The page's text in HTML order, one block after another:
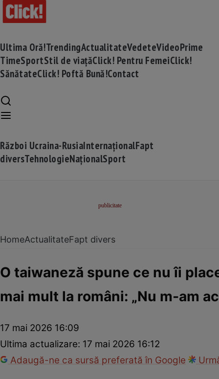
Ultima Oră!TrendingActualitateVedeteVideoPrime
TimeSportStil de viațăClick! Pentru FemeiClick!
SănătateClick! Poftă Bună!Contact
Război Ucraina-RusiaInternaționalFapt
diversTehnologieNaționalSport
HomeActualitateFapt divers
O taiwaneză spune ce nu îi
mai mult la români: „Nu m-am
17 mai 2026 16:09
Ultima actualizare: 17 mai 2026 16:12
Adaugă-ne ca sursă preferată în Google